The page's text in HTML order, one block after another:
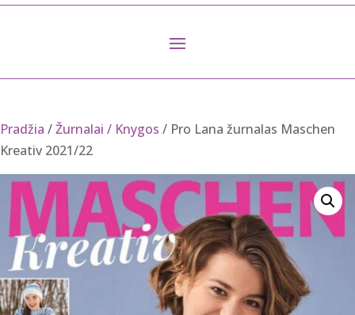
Pradžia /Žurnalai / Knygos / Pro Lana žurnalas Maschen
Kreativ 2021/22